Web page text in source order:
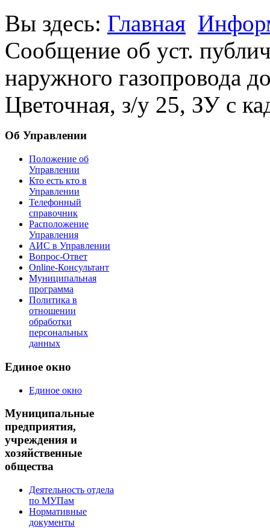
Вы здесь: Главная
Сообщение об уст.
наружного газопровода
Цветочная, з/у 25, ЗУ с
Об Управлении
Положение об
Управлении
Кто есть кто в
Управлении
Телефонный
справочник
Расположение
Управления
АИС в Управлении
Вопрос-Ответ
Online-Консультант
Муниципальная
программа
Политика в
отношении
обработки
персональных
данных
Единое окно
Единое окно
Муниципальные
предприятия,
учреждения и
хозяйственные
общества
Деятельность отдела
по МУПам
Нормативные
документы